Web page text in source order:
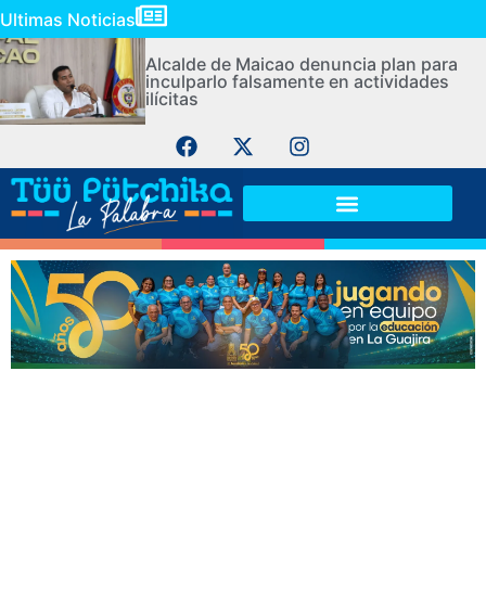
Ultimas Noticias
Alcalde de Maicao denuncia plan para
inculparlo falsamente en actividades
ilícitas